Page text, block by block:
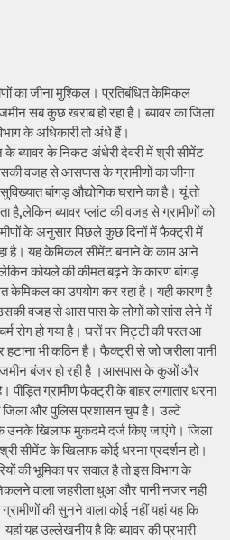
का जीना मुश्किल। प्रतिबंधित केमिकल
सब कुछ खराब हो रहा है। ब्यावर का जिला
के अधिकारी तो अंधे हैं।
ब्यावर के निकट अंधेरी देवरी में श्री सीमेंट
वजह से आसपास के ग्रामीणों का जीना
बांगड़ औद्योगिक घराने का है। यूं तो
है,लेकिन ब्यावर प्लांट की वजह से ग्रामीणों को
के अनुसार पिछले कुछ दिनों में फैक्ट्री में
है। यह केमिकल सीमेंट बनाने के काम आने
लेकिन कोयले की कीमत बढ़ने के कारण बांगड़
केमिकल का उपयोग कर रहा है। यही कारण है
वजह से आस पास के लोगों को सांस लेने में
रोग हो गया है। घरों पर मिट्टी की परत आ
हटाना भी कठिन है। फैक्ट्री से जो जरीला पानी
बंजर हो रही है ।आसपास के कुओं और
पीड़ित ग्रामीण फैक्ट्री के बाहर लगातार धरना
जिला और पुलिस प्रशासन चुप है। उल्टे
कि उनके खिलाफ मुकदमे दर्ज किए जाएंगे। जिला
सीमेंट के खिलाफ कोई धरना प्रदर्शन हो।
की भूमिका पर सवाल है तो इस विभाग के
वाला जहरीला धुआ और पानी नजर नही
की सुनने वाला कोई नहीं यहां यह कि
यह उल्लेखनीय है कि ब्यावर की प्रभारी